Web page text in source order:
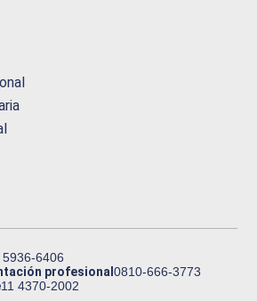
6406
profesional0810-666-3773
11 4370-2002